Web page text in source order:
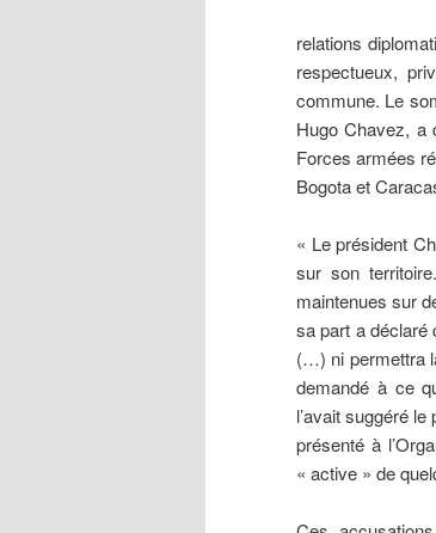
relations
respectueux,
commune. Le
Hugo Chavez, a
Forces armées
Bogota et
« Le président
sur son
maintenues sur
sa part a déclaré
(…) ni permettra
demandé à ce
l’avait suggéré
présenté à
« active » de